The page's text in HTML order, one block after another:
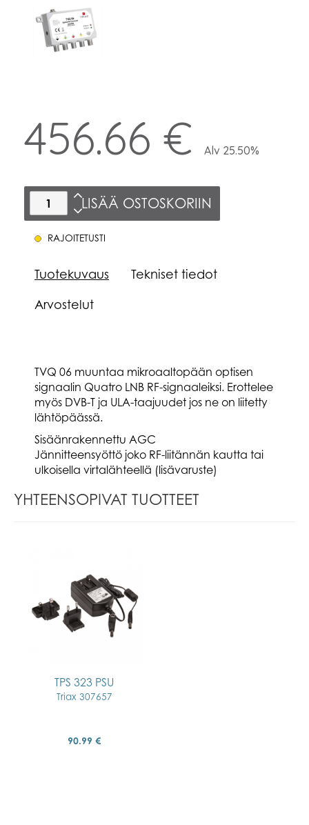
456.66 € Alv 25.50%
LISÄÄ OSTOSKORIIN
RAJOITETUSTI
Tuotekuvaus
Tekniset tiedot
Arvostelut
TVQ 06 muuntaa mikroaaltopään optisen
signaalin Quatro LNB RF-signaaleiksi. Erottelee
myös DVB-T ja ULA-taajuudet jos ne on liitetty
lähtöpäässä.
Sisäänrakennettu AGC
Jännitteensyöttö joko RF-liitännän kautta tai
ulkoisella virtalähteellä (lisävaruste)
YHTEENSOPIVAT TUOTTEET
TPS 323 PSU
Triax 307657
90.99 €